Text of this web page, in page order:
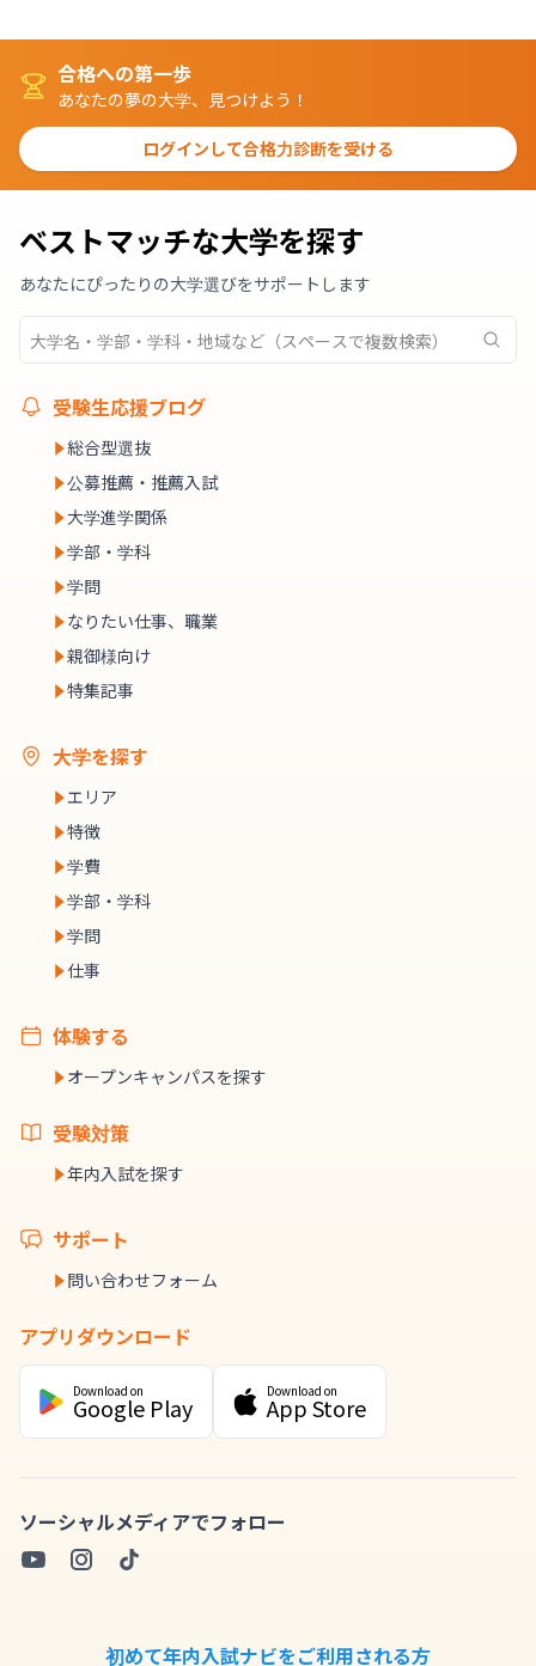
合格への第一歩
あなたの夢の大学、見つけよう！
ログインして合格力診断を受ける
ベストマッチな大学を探す
あなたにぴったりの大学選びをサポートします
受験生応援ブログ
総合型選抜
公募推薦・推薦入試
大学進学関係
学部・学科
学問
なりたい仕事、職業
親御様向け
特集記事
大学を探す
エリア
特徴
学費
学部・学科
学問
仕事
体験する
オープンキャンパスを探す
受験対策
年内入試を探す
サポート
問い合わせフォーム
アプリダウンロード
Download on
Google Play
Download on
App Store
ソーシャルメディアでフォロー
初めて年内入試ナビをご利用される方